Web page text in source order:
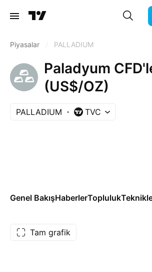
Piyasalar PALLADIUM
Paladyum
(US$/OZ)
PALLADIUM TVC
Genel BakışHaberlerTopluluk
Tam grafik